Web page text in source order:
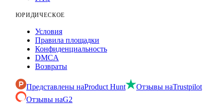
ЮРИДИЧЕСКОЕ
Условия
Правила площадки
Конфиденциальность
DMCA
Возвраты
Представлены наProduct Hunt Отзывы наTrustpilot
Отзывы наG2